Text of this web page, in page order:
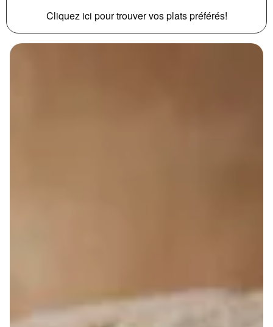
Cliquez ici pour trouver vos plats préférés!